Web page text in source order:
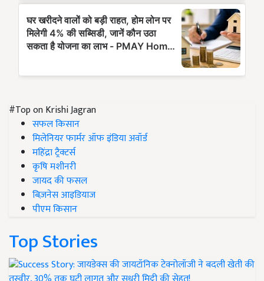
#Top on Krishi Jagran
सफल किसान
मिलेनियर फार्मर ऑफ इंडिया अवॉर्ड
महिंद्रा ट्रैक्टर्स
कृषि मशीनरी
जायद की फसल
बिज़नेस आइडियाज
पीएम किसान
Top Stories